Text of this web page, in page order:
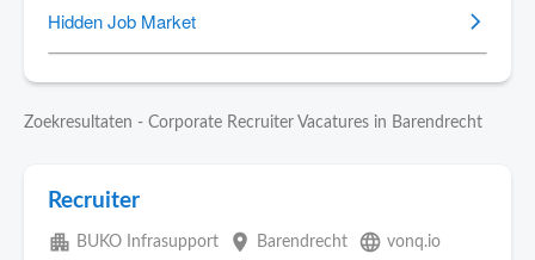
Zoekresultaten - Corporate Recruiter Vacatures in Barendrecht
Recruiter
apartment BUKO Infrasupport place Barendrecht language vonq.io